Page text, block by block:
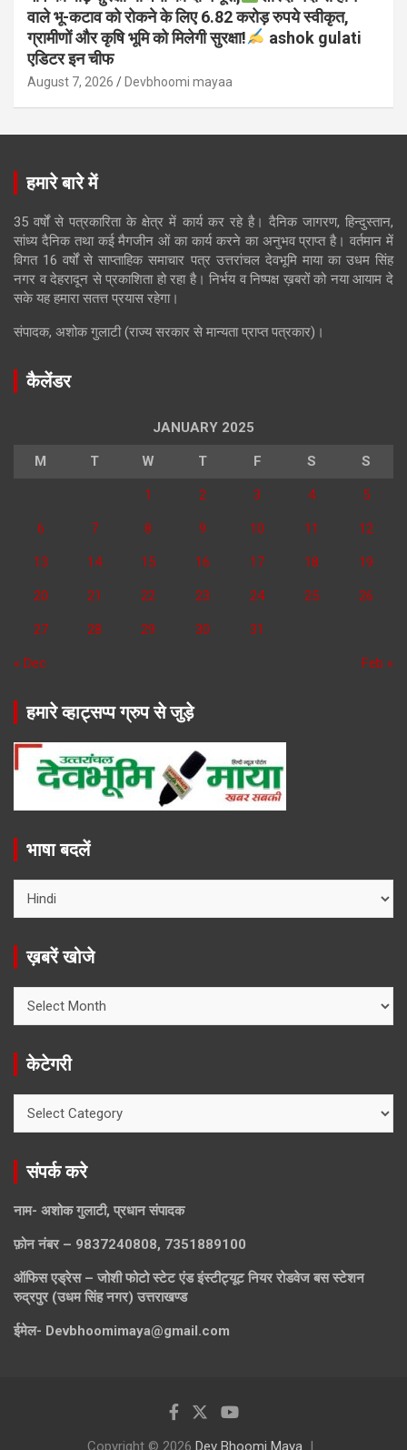
वाले भू-कटाव को रोकने के लिए 6.82 करोड़ रुपये स्वीकृत,
ग्रामीणों और कृषि भूमि को मिलेगी सुरक्षा!
ashok gulati
एडिटर इन चीफ
August 7, 2026 Devbhoomi mayaa
हमारे बारे में
35 वर्षों से पत्रकारिता के क्षेत्र में कार्य कर रहे है। दैनिक जागरण, हिन्दुस्तान,
सांध्य दैनिक तथा कई मैगजीन ओं का कार्य करने का अनुभव प्राप्त है। वर्तमान में
विगत 16 वर्षों से साप्ताहिक समाचार पत्र उत्तरांचल देवभूमि माया का उधम सिंह
नगर व देहरादून से प्रकाशिता हो रहा है। निर्भय व निष्पक्ष ख़बरों को नया आयाम दे
सके यह हमारा सतत्त प्रयास रहेगा।
संपादक, अशोक गुलाटी (राज्य सरकार से मान्यता प्राप्त पत्रकार)।
कैलेंडर
JANUARY 2025
M T W T F S S
1 2 3 4 5
6 7 8 9 10 11 12
13 14 15 16 17 18 19
20 21 22 23 24 25 26
27 28 29 30 31
« Dec Feb »
हमारे व्हाट्सप्प ग्रुप से जुड़े
भाषा बदलें
ख़बरें खोजे
खोजे
केटेगरी
संपर्क करे
नाम- अशोक गुलाटी, प्रधान संपादक
फ़ोन नंबर – 9837240808, 7351889100
ऑफिस एड्रेस – जोशी फोटो स्टेट एंड इंस्टीट्यूट नियर रोडवेज बस स्टेशन
रुद्रपुर (उधम सिंह नगर) उत्तराखण्ड
ईमेल- Devbhoomimaya@gmail.com
Copyright © 2026 Dev Bhoomi Maya